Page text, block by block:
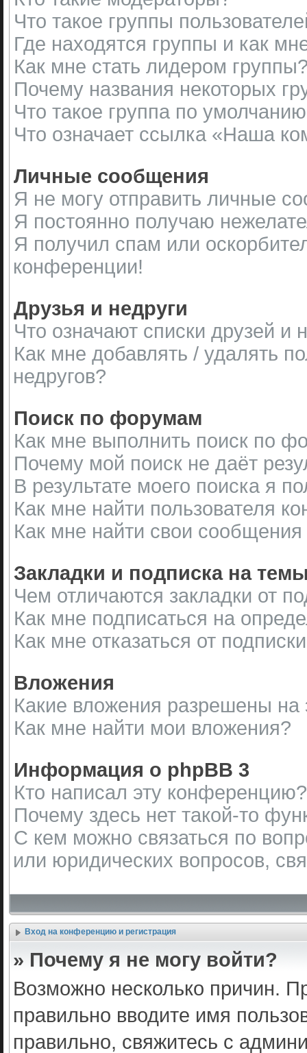
Что такое группы
Где находятся группы и как
Как мне стать лидером
Почему названия некоторых
Что такое группа по
Что означает ссылка «Наша
Личные сообщения
Я не могу отправить личные
Я постоянно получаю
Я получил спам или
конференции!
Друзья и недруги
Что означают списки друзей и
Как мне добавлять / удалять
недругов?
Поиск по форумам
Как мне выполнить поиск по
Почему мой поиск не даёт
В результате моего поиска я
Как мне найти пользователя
Как мне найти свои
Закладки и подписка на
Чем отличаются закладки от
Как мне подписаться на
Как мне отказаться от
Вложения
Какие вложения разрешены на
Как мне найти мои вложения?
Информация о phpBB 3
Кто написал эту конференцию?
Почему здесь нет такой-то
С кем можно связаться по
или юридических вопросов,
Вход на конференцию и регистрация
» Почему я не могу войти?
Возможно несколько причин.
правильно вводите имя
правильно, свяжитесь с